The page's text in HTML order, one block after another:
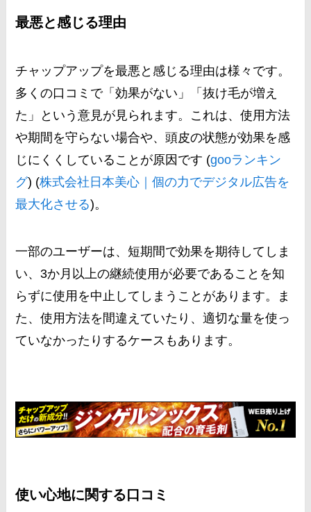
最悪と感じる理由
チャップアップを最悪と感じる理由は様々です。
多くの口コミで「効果がない」「抜け毛が増え
た」という意見が見られます。これは、使用方法
や期間を守らない場合や、頭皮の状態が効果を感
じにくくしていることが原因です​ (gooランキン
グ)​​ (株式会社日本美心｜個の力でデジタル広告を
最大化させる)​。
一部のユーザーは、短期間で効果を期待してしま
い、3か月以上の継続使用が必要であることを知
らずに使用を中止してしまうことがあります。ま
た、使用方法を間違えていたり、適切な量を使っ
ていなかったりするケースもあります。
使い心地に関する口コミ